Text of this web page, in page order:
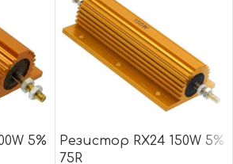
5%
Резистор RX24 150W 5%
75R